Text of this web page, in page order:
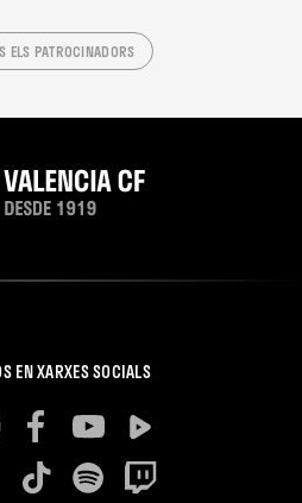
ELS PATROCINADORS
EN XARXES SOCIALS